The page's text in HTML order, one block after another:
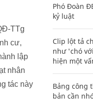
TTg
cư,
lập
nhân
tác này
Phó Đoàn
kỷ luật
Clip lột tả
như 'chó
hiện một
Bảng công
bản cần